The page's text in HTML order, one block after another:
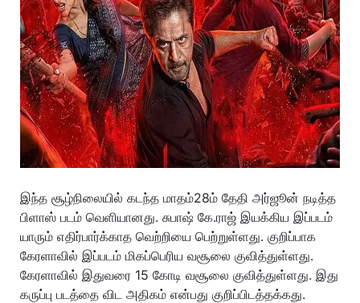
இந்த சூழ்நிலையில் கடந்த மாதம்28ம் தேதி அர்ஜூன் நடித்த
பிளாஸ் படம் வெளியானது. சுபாஷ் கே.ராஜ் இயக்கிய இப்படம்
யாரும் எதிர்பார்க்காத வெற்றியை பெற்றுள்ளது. குறிப்பாக
கேரளாவில் இப்படம் மிகப்பெரிய வசூலை குவித்துள்ளது.
கேரளாவில் இதுவரை 15 கோடி வசூலை குவித்துள்ளது. இது
கருப்பு படத்தை விட அதிகம் என்பது குறிப்பிடத்தக்கது.